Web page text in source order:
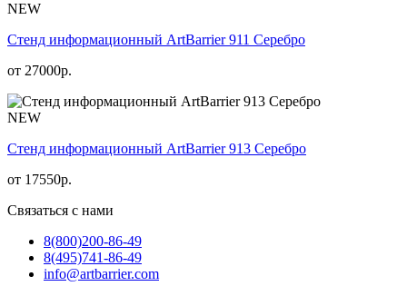
NEW
Стенд информационный АrtBarrier 911 Серебро
от 27000р.
NEW
Стенд информационный АrtBarrier 913 Серебро
от 17550р.
Связаться с нами
8(800)200-86-49
8(495)741-86-49
info@artbarrier.com